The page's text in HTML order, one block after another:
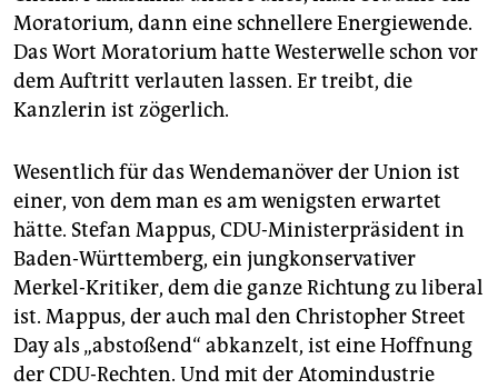
Moratorium, dann eine schnellere Energiewende.
Das Wort Moratorium hatte Westerwelle schon vor
dem Auftritt verlauten lassen. Er treibt, die
Kanzlerin ist zögerlich.
Wesentlich für das Wendemanöver der Union ist
einer, von dem man es am wenigsten erwartet
hätte. Stefan Mappus, CDU-Ministerpräsident in
Baden-Württemberg, ein jungkonservativer
Merkel-Kritiker, dem die ganze Richtung zu liberal
ist. Mappus, der auch mal den Christopher Street
Day als „abstoßend“ abkanzelt, ist eine Hoffnung
der CDU-Rechten. Und mit der Atomindustrie